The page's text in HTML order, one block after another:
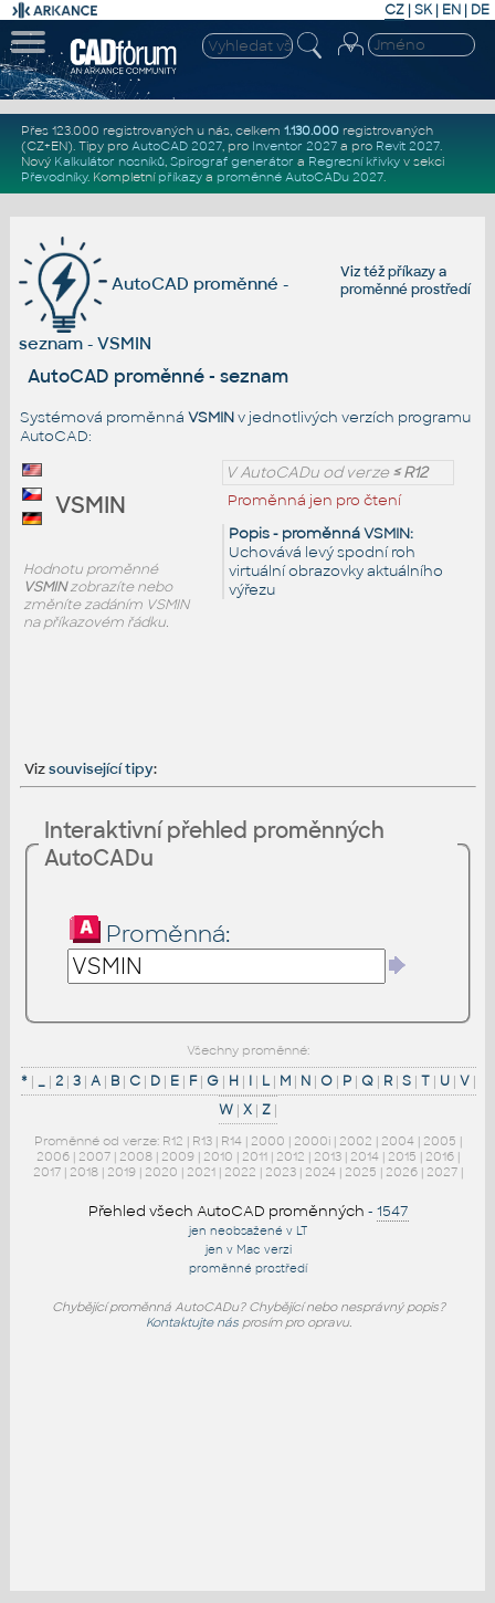
CZ | SK| EN | DE
Přes 123.000 registrovaných u nás, celkem 1.130.000registrovaných
(CZ+EN). Tipy pro AutoCAD 2027, pro Inventor 2027a pro Revit 2027.
Nový Kalkulátor nosníků, Spirograf generátor a Regresní křivkyv sekci
Převodníky. Kompletní příkazya proměnné AutoCADu 2027.
Viz téžpříkazya
proměnné prostředí
AutoCAD proměnné -
seznam - VSMIN
AutoCAD proměnné - seznam
Systémová proměnná VSMINv jednotlivých verzích programu
AutoCAD:
V AutoCADu od verze≤ R12
Proměnná jen pro čtení
Popis - proměnná VSMIN:
Uchovává levý spodní roh
virtuální obrazovky aktuálního
výřezu
VSMIN
Hodnotu proměnné
VSMINzobrazíte nebo
změníte zadáním VSMIN
na příkazovém řádku.
Vizsouvisející tipy:
Interaktivní přehled proměnných
AutoCADu
Proměnná:
Všechny proměnné:
*| _| 2| 3| A| B| C| D| E| F| G| H| I| L| M| N| O| P| Q| R| S| T| U| V|
W | X | Z |
Proměnné od verze: R12 | R13 | R14 | 2000 | 2000i | 2002 | 2004 | 2005 |
2006 | 2007 | 2008 | 2009 | 2010 | 2011 | 2012 | 2013 | 2014 | 2015 | 2016 |
2017 | 2018 | 2019 | 2020 | 2021 | 2022 | 2023 | 2024 | 2025 | 2026 | 2027 |
Přehled všech AutoCAD proměnných - 1547
jen neobsažené v LT
jen v Mac verzi
proměnné prostředí
Chybějící proměnná AutoCADu? Chybějící nebo nesprávný popis?
Kontaktujte násprosím pro opravu.